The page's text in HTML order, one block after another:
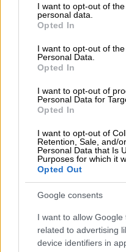
not limited to your visit or
grant or deny consent to
use your data for below
consent section.
I want to opt-out of
personal data.
Opted In
I want to opt-out of
Personal Data.
Opted In
I want to opt-out of
Personal Data for
Opted In
I want to opt-out of
Retention, Sale, and/
Personal Data that Is
Purposes for which it
Opted Out
Google consents
I want to allow
related to advertising
device identifiers in
Στο μεταξύ, στη
Γένοβα, εξαιτίας
θάλασσας, που έχει
περιφερειάρχης
τους κατοίκους να
ακτή.
in Italy. This is
pic.twitter.com/
— Volcaholic 🌋
November 3, 2023
Ένωση
σε μια πρώτη